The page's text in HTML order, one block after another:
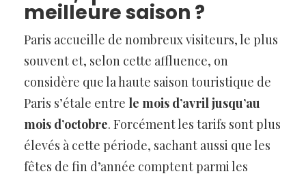
meilleure saison ?
Paris accueille de nombreux visiteurs, le plus
souvent et, selon cette affluence, on
considère que la haute saison touristique de
Paris s’étale entre le mois d’avril jusqu’au
mois d’octobre. Forcément les tarifs sont plus
élevés à cette période, sachant aussi que les
fêtes de fin d’année comptent parmi les